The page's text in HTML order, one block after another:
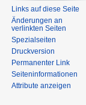
Links auf diese Seite
Änderungen an
verlinkten Seiten
Spezialseiten
Druckversion
Permanenter Link
Seiten­informationen
Attribute anzeigen